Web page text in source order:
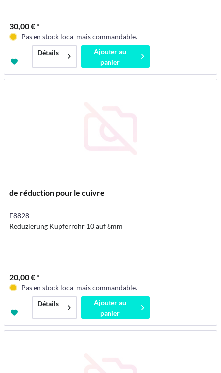
30,00 € *
Pas en stock local mais commandable.
Détails
Ajouter au
panier
de réduction pour le cuivre
E8828
Reduzierung Kupferrohr 10 auf 8mm
20,00 € *
Pas en stock local mais commandable.
Détails
Ajouter au
panier